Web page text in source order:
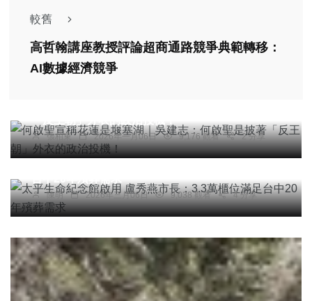
較舊
高哲翰講座教授評論超商通路競爭典範轉移：
AI數據經濟競爭
張柏東 2026年一月06日 9,176 觀看 2 分享
社會 綜合新聞 健康
太平生命紀念館啟用 盧秀燕市長：3.3萬櫃位滿足
陳明 2026年三月06日 9,038 觀看 4 分享